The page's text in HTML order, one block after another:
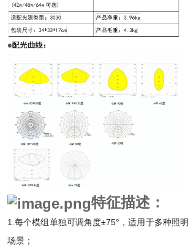
特征描述：
1.每个模组单独可调角度±75°，适用于多种照明
场景；